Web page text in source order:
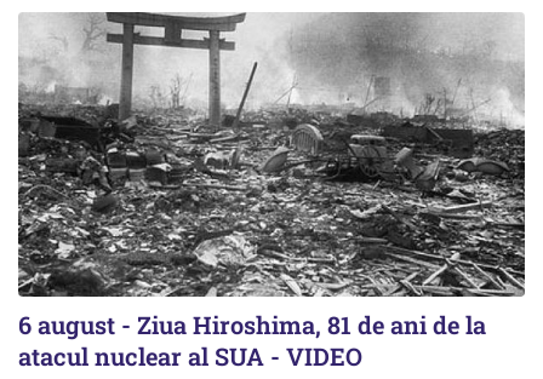
6 august - Ziua Hiroshima, 81 de ani de la
atacul nuclear al SUA - VIDEO